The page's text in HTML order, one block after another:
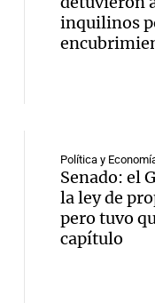
Rafael
Ahora país
Episodios
Villa
Audio.
inquilinos
Política y
Senado: el
la ley de
pero tuvo
capítulo